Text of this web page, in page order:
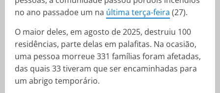
no ano passadoe um na última terça-feira (27).
O maior deles, em agosto de 2025, destruiu 100
residências, parte delas em palafitas. Na ocasião,
uma pessoa morreue 331 famílias foram afetadas,
das quais 33 tiveram que ser encaminhadas para
um abrigo temporário.